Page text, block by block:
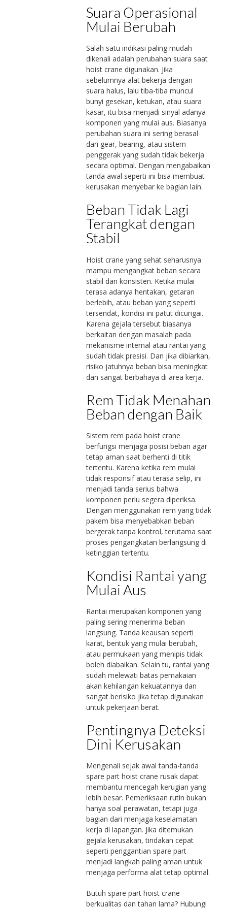
Suara Operasional
Mulai Berubah
Salah satu indikasi paling mudah
dikenali adalah perubahan suara saat
hoist crane digunakan. Jika
sebelumnya alat bekerja dengan
suara halus, lalu tiba-tiba muncul
bunyi gesekan, ketukan, atau suara
kasar, itu bisa menjadi sinyal adanya
komponen yang mulai aus. Biasanya
perubahan suara ini sering berasal
dari gear, bearing, atau sistem
penggerak yang sudah tidak bekerja
secara optimal. Dengan mengabaikan
tanda awal seperti ini bisa membuat
kerusakan menyebar ke bagian lain.
Beban Tidak Lagi
Terangkat dengan
Stabil
Hoist crane yang sehat seharusnya
mampu mengangkat beban secara
stabil dan konsisten. Ketika mulai
terasa adanya hentakan, getaran
berlebih, atau beban yang seperti
tersendat, kondisi ini patut dicurigai.
Karena gejala tersebut biasanya
berkaitan dengan masalah pada
mekanisme internal atau rantai yang
sudah tidak presisi. Dan jika dibiarkan,
risiko jatuhnya beban bisa meningkat
dan sangat berbahaya di area kerja.
Rem Tidak Menahan
Beban dengan Baik
Sistem rem pada hoist crane
berfungsi menjaga posisi beban agar
tetap aman saat berhenti di titik
tertentu. Karena ketika rem mulai
tidak responsif atau terasa selip, ini
menjadi tanda serius bahwa
komponen perlu segera diperiksa.
Dengan menggunakan rem yang tidak
pakem bisa menyebabkan beban
bergerak tanpa kontrol, terutama saat
proses pengangkatan berlangsung di
ketinggian tertentu.
Kondisi Rantai yang
Mulai Aus
Rantai merupakan komponen yang
paling sering menerima beban
langsung. Tanda keausan seperti
karat, bentuk yang mulai berubah,
atau permukaan yang menipis tidak
boleh diabaikan. Selain tu, rantai yang
sudah melewati batas pemakaian
akan kehilangan kekuatannya dan
sangat berisiko jika tetap digunakan
untuk pekerjaan berat.
Pentingnya Deteksi
Dini Kerusakan
Mengenali sejak awal tanda-tanda
spare part hoist crane rusak dapat
membantu mencegah kerugian yang
lebih besar. Pemeriksaan rutin bukan
hanya soal perawatan, tetapi juga
bagian dari menjaga keselamatan
kerja di lapangan. Jika ditemukan
gejala kerusakan, tindakan cepat
seperti penggantian spare part
menjadi langkah paling aman untuk
menjaga performa alat tetap optimal.
Butuh spare part hoist crane
berkualitas dan tahan lama? Hubungi